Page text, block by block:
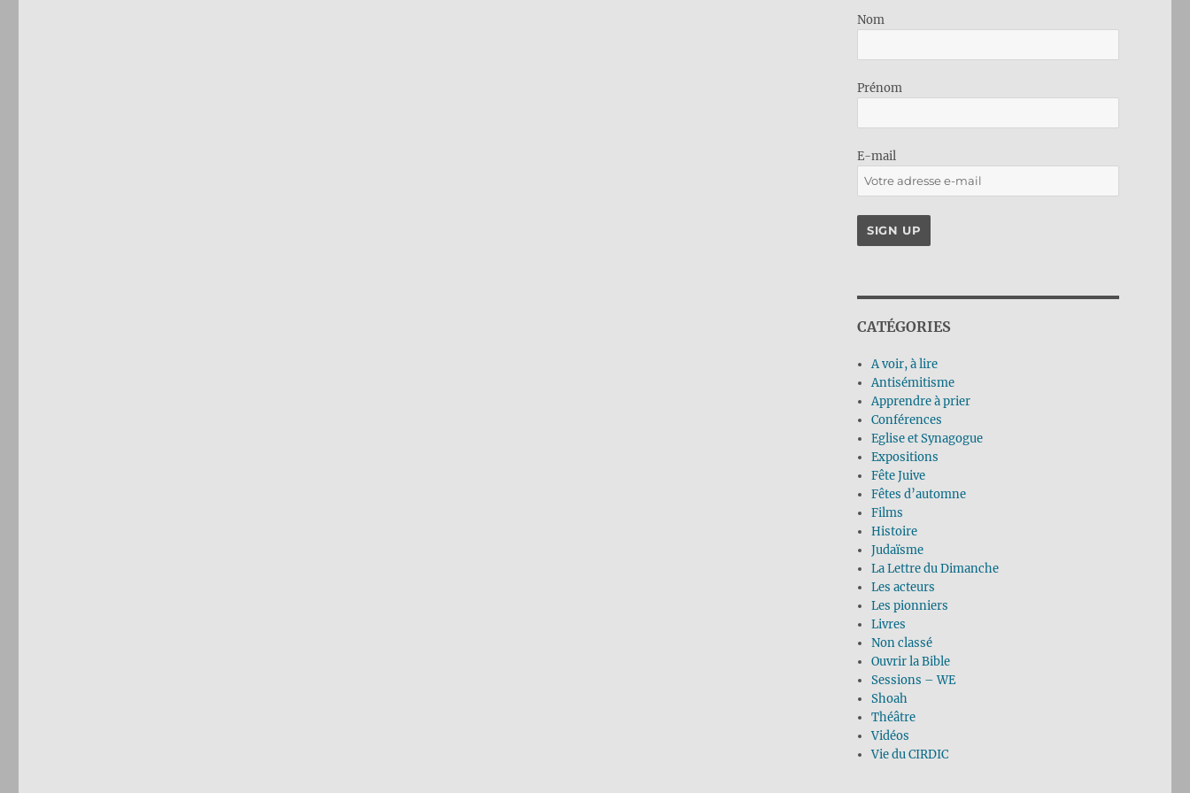
Nom
Prénom
E-mail
CATÉGORIES
A voir, à lire
Antisémitisme
Apprendre à prier
Conférences
Eglise et Synagogue
Expositions
Fête Juive
Fêtes d’automne
Films
Histoire
Judaïsme
La Lettre du Dimanche
Les acteurs
Les pionniers
Livres
Non classé
Ouvrir la Bible
Sessions – WE
Shoah
Théâtre
Vidéos
Vie du CIRDIC